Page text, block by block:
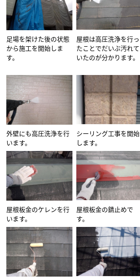
足場を架けた後の状態
から施工を開始しま
す。
屋根は高圧洗浄を行っ
たことでだいぶ汚れて
いたのが分かります。
外壁にも高圧洗浄を行
います。
シーリング工事を開始
します。
屋根板金のケレンを行
います。
屋根板金の錆止めで
す。